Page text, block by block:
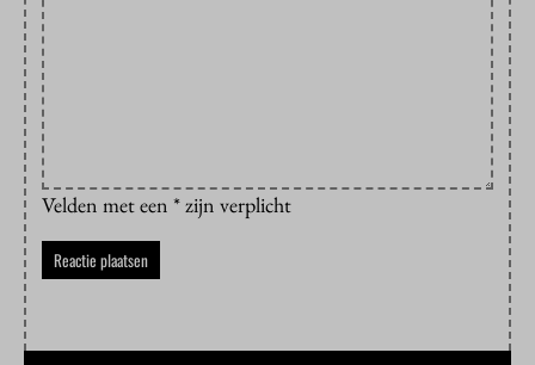
Velden met een * zijn verplicht